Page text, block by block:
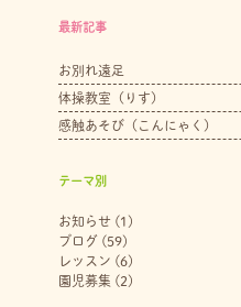
最新記事
お別れ遠足
体操教室（りす）
感触あそび（こんにゃく）
テーマ別
お知らせ(1)
ブログ (59)
レッスン (6)
園児募集 (2)